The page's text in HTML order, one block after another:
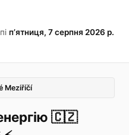
пʼятниця, 7 серпня 2026 р.
Meziříčí
🇨🇿